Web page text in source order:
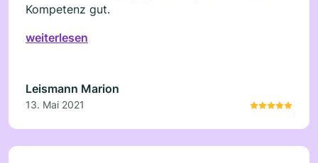
Kompetenz gut.
weiterlesen
Leismann Marion
13. Mai 2021